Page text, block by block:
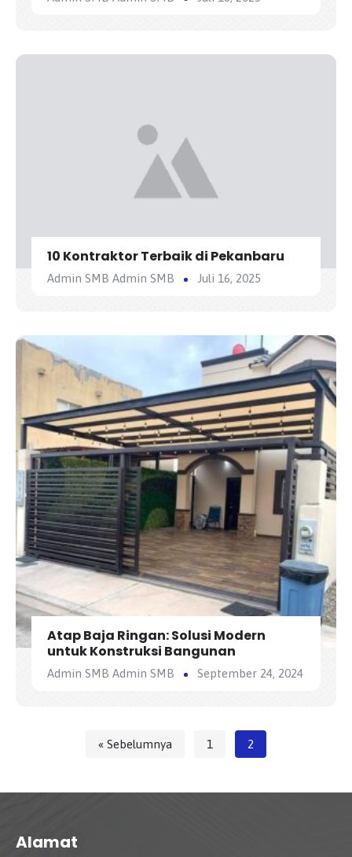
10 Kontraktor Terbaik di Pekanbaru
Admin SMB Admin SMB Juli 16, 2025
Atap Baja Ringan: Solusi Modern
untuk Konstruksi Bangunan
Admin SMB Admin SMB September 24, 2024
« Sebelumnya 1 2
Alamat